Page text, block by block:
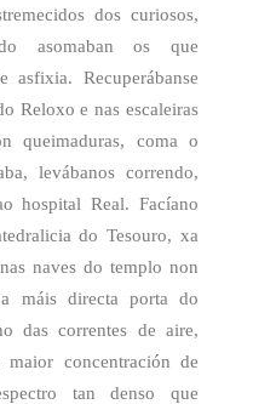
dos curiosos,
asomaban os que
asfixia. Recuperábanse
Reloxo e nas escaleiras
queimaduras, coma o
levábanos correndo,
hospital Real. Facíano
do Tesouro, xa
naves do templo non
máis directa porta do
das correntes de aire,
maior concentración de
tan denso que